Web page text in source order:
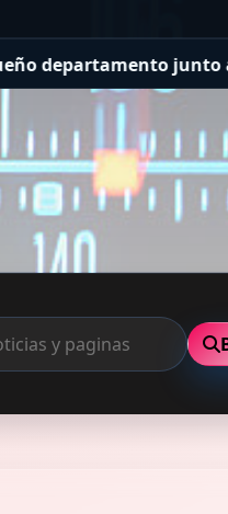
mascotas, incluyendo